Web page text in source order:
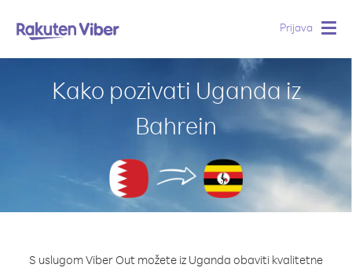
Prijava
Kako pozivati Uganda iz
Bahrein
S uslugom Viber Out možete iz Uganda obaviti kvalitetne